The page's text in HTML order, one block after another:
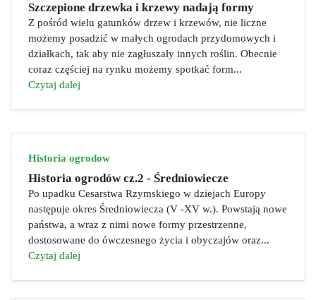
Szczepione drzewka i krzewy nadają formy
Z pośród wielu gatunków drzew i krzewów, nie liczne
możemy posadzić w małych ogrodach przydomowych i
działkach, tak aby nie zagłuszały innych roślin. Obecnie
coraz częściej na rynku możemy spotkać form...
Czytaj dalej
Historia ogrodow
Historia ogrodów cz.2 - Średniowiecze
Po upadku Cesarstwa Rzymskiego w dziejach Europy
następuje okres Średniowiecza (V -XV w.). Powstają nowe
państwa, a wraz z nimi nowe formy przestrzenne,
dostosowane do ówczesnego życia i obyczajów oraz...
Czytaj dalej